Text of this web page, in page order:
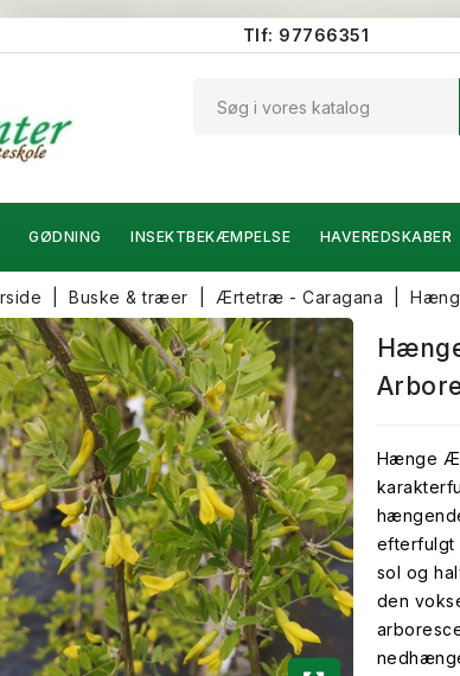
Tlf: 97766351
GØDNING INSEKTBEKÆMPELSE HAVEREDSKABER
Buske & træer Ærtetræ - Caragana
Hænge
efterfulgt
sol og
den